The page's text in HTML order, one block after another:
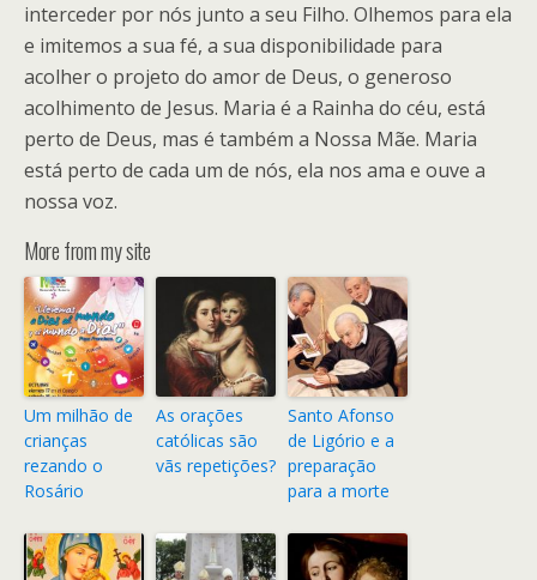
interceder por nós junto a seu Filho. Olhemos para ela
e imitemos a sua fé, a sua disponibilidade para
acolher o projeto do amor de Deus, o generoso
acolhimento de Jesus. Maria é a Rainha do céu, está
perto de Deus, mas é também a Nossa Mãe. Maria
está perto de cada um de nós, ela nos ama e ouve a
nossa voz.
More from my site
Um milhão de
crianças
rezando o
Rosário
As orações
católicas são
vãs repetições?
Santo Afonso
de Ligório e a
preparação
para a morte